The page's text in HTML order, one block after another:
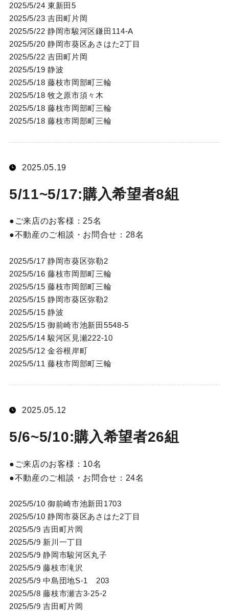
2025/5/24 東新田5
2025/5/23 吉田町片岡
2025/5/22 静岡市駿河区鎌田114-A
2025/5/20 静岡市葵区あさはた2丁目
2025/5/22 吉田町片岡
2025/5/19 静波
2025/5/18 藤枝市岡部町三輪
2025/5/18 牧之原市須々木
2025/5/18 藤枝市岡部町三輪
2025/5/18 藤枝市岡部町三輪
2025.05.19
5/11~5/17:購入希望者8組
ご来店のお客様： 25名
不動産のご相談・お問合せ： 28名
2025/5/17 静岡市葵区弥勒2
2025/5/16 藤枝市岡部町三輪
2025/5/15 藤枝市岡部町三輪
2025/5/15 静岡市葵区弥勒2
2025/5/15 静波
2025/5/15 御前崎市池新田5548-5
2025/5/14 駿河区見瀬222-10
2025/5/12 金谷根岸町
2025/5/11 藤枝市岡部町三輪
2025.05.12
5/6~5/10:購入希望者26組
ご来店のお客様： 10名
不動産のご相談・お問合せ： 24名
2025/5/10 御前崎市池新田1703
2025/5/10 静岡市葵区あさはた2丁目
2025/5/9 吉田町片岡
2025/5/9 新川一丁目
2025/5/9 静岡市駿河区丸子
2025/5/9 藤枝市滝沢
2025/5/9 中島団地S-1 203
2025/5/8 藤枝市瀬古3-25-2
2025/5/9 吉田町片岡